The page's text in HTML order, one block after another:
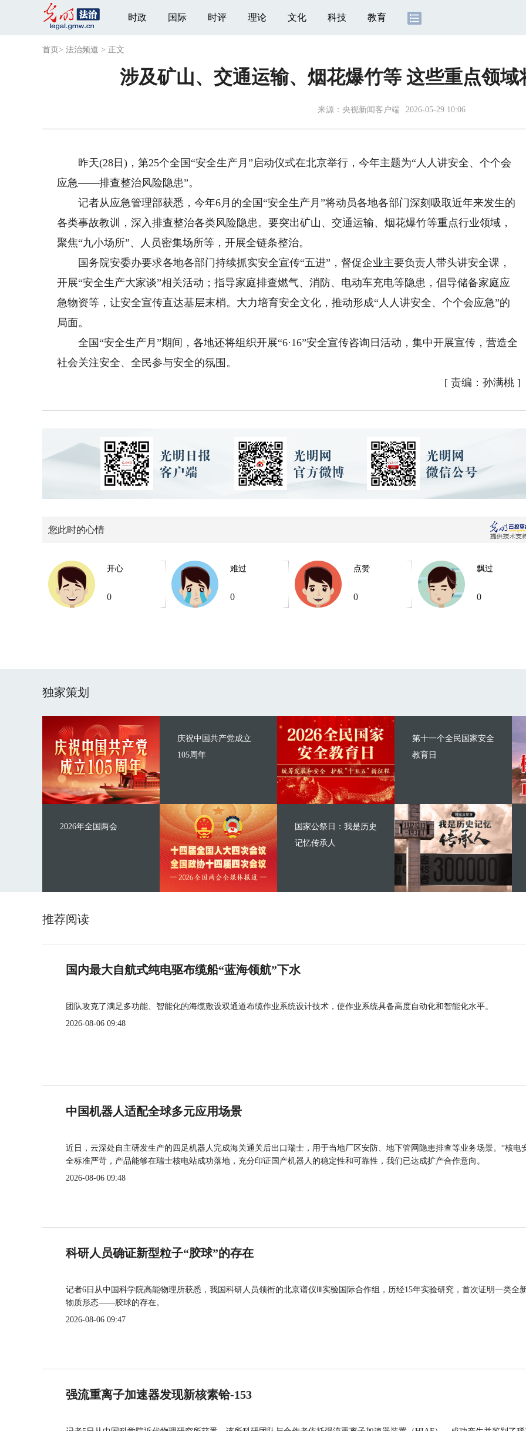
时政 国际 时评 理论 文化 科技 教育
首页 > 法治频道 > 正文
涉及矿山、交通运输、烟花爆竹等 这些重点领
来源： 央视新闻客户端 2026-05-29 10:06
昨天(28日)，第25个全国“安全生产月”启动仪式在北京举行，今年主题为“人人讲安全、个个会
应急——排查整治风险隐患”。
记者从应急管理部获悉，今年6月的全国“安全生产月”将动员各地各部门深刻吸取近年来发生的
各类事故教训，深入排查整治各类风险隐患。要突出矿山、交通运输、烟花爆竹等重点行业领域，
聚焦“九小场所”、人员密集场所等，开展全链条整治。
国务院安委办要求各地各部门持续抓实安全宣传“五进”，督促企业主要负责人带头讲安全课，
开展“安全生产大家谈”相关活动；指导家庭排查燃气、消防、电动车充电等隐患，倡导储备家庭应
急物资等，让安全宣传直达基层末梢。大力培育安全文化，推动形成“人人讲安全、个个会应急”的
局面。
全国“安全生产月”期间，各地还将组织开展“6·16”安全宣传咨询日活动，集中开展宣传，营造全
社会关注安全、全民参与安全的氛围。
[ 责编：孙满桃 ]
您此时的心情
开心
0
难过
0
点赞
0
飘过
0
独家策划
庆祝中国共产党成立
105周年
2026年全国两会
第十一个全民国家安全
教育日
国家公祭日：我是历史
记忆传承人
推荐阅读
国内最大自航式纯电驱布缆船“蓝海领航”下水
团队攻克了满足多功能、智能化的海缆敷设双通道布缆作业系统设计技术，使作业系统具备高度自动化和智能化水平。
2026-08-06 09:48
中国机器人适配全球多元应用场景
近日，云深处自主研发生产的四足机器人完成海关通关后出口瑞士，用于当地厂区安防、地下管网隐患排查等业务场景。“核电
全标准严苛，产品能够在瑞士核电站成功落地，充分印证国产机器人的稳定性和可靠性，我们已达成扩产合作意向。
2026-08-06 09:48
科研人员确证新型粒子“胶球”的存在
记者6日从中国科学院高能物理所获悉，我国科研人员领衔的北京谱仪Ⅲ实验国际合作组，历经15年实验研究，首次证明一类全
物质形态——胶球的存在。
2026-08-06 09:47
强流重离子加速器发现新核素铪-153